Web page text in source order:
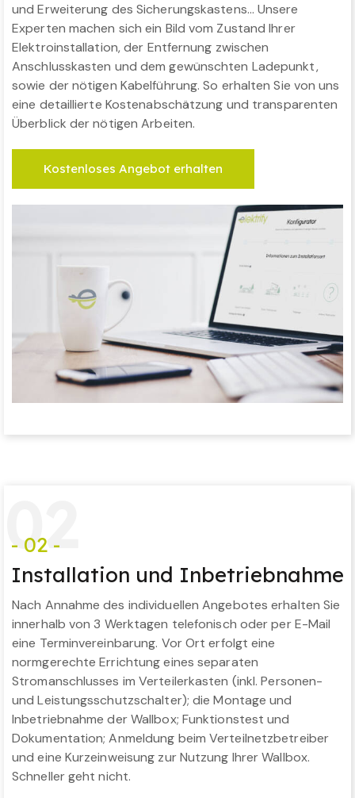
und Erweiterung des Sicherungskastens… Unsere
Experten machen sich ein Bild vom Zustand Ihrer
Elektroinstallation, der Entfernung zwischen
Anschlusskasten und dem gewünschten Ladepunkt,
sowie der nötigen Kabelführung. So erhalten Sie von uns
eine detaillierte Kostenabschätzung und transparenten
Überblick der nötigen Arbeiten.
Kostenloses Angebot erhalten
02
- 02 -
Installation und Inbetriebnahme
Nach Annahme des individuellen Angebotes erhalten Sie
innerhalb von 3 Werktagen telefonisch oder per E-Mail
eine Terminvereinbarung. Vor Ort erfolgt eine
normgerechte Errichtung eines separaten
Stromanschlusses im Verteilerkasten (inkl. Personen-
und Leistungsschutzschalter); die Montage und
Inbetriebnahme der Wallbox; Funktionstest und
Dokumentation; Anmeldung beim Verteilnetzbetreiber
und eine Kurzeinweisung zur Nutzung Ihrer Wallbox.
Schneller geht nicht.